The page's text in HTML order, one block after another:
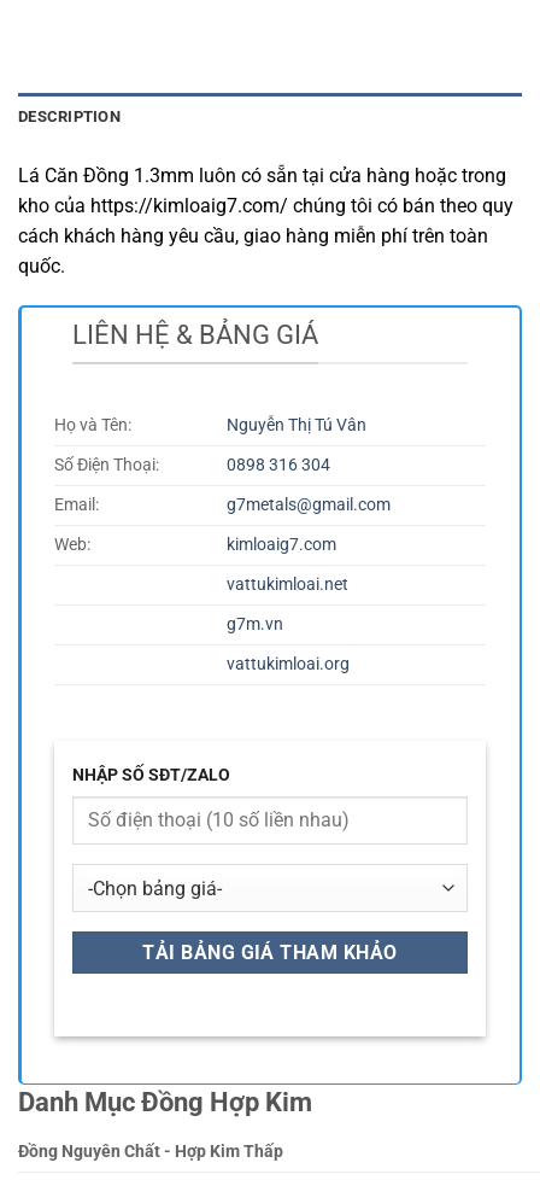
DESCRIPTION
Lá Căn Đồng 1.3mm luôn có sẵn tại cửa hàng hoặc trong
kho của https://kimloaig7.com/ chúng tôi có bán theo quy
cách khách hàng yêu cầu, giao hàng miễn phí trên toàn
quốc.
LIÊN HỆ & BẢNG GIÁ
Họ và Tên:
Nguyễn Thị Tú Vân
Số Điện Thoại:
0898 316 304
Email:
g7metals@gmail.com
Web:
kimloaig7.com
vattukimloai.net
g7m.vn
vattukimloai.org
NHẬP SỐ SĐT/ZALO
Danh Mục Đồng Hợp Kim
Đồng Nguyên Chất - Hợp Kim Thấp